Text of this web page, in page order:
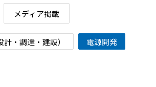
メディア掲載
計・調達・建設） 電源開発